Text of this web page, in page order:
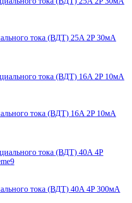
тока (ВДТ) 25A 2P 30мА
тока (ВДТ) 16A 2P 10мА
тока (ВДТ) 40A 4P 300мА